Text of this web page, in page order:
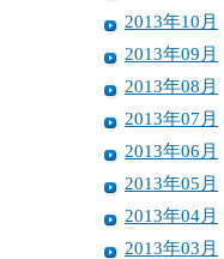
2013年10月
2013年09月
2013年08月
2013年07月
2013年06月
2013年05月
2013年04月
2013年03月